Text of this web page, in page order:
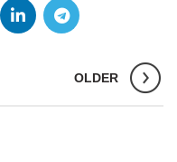
OLDER